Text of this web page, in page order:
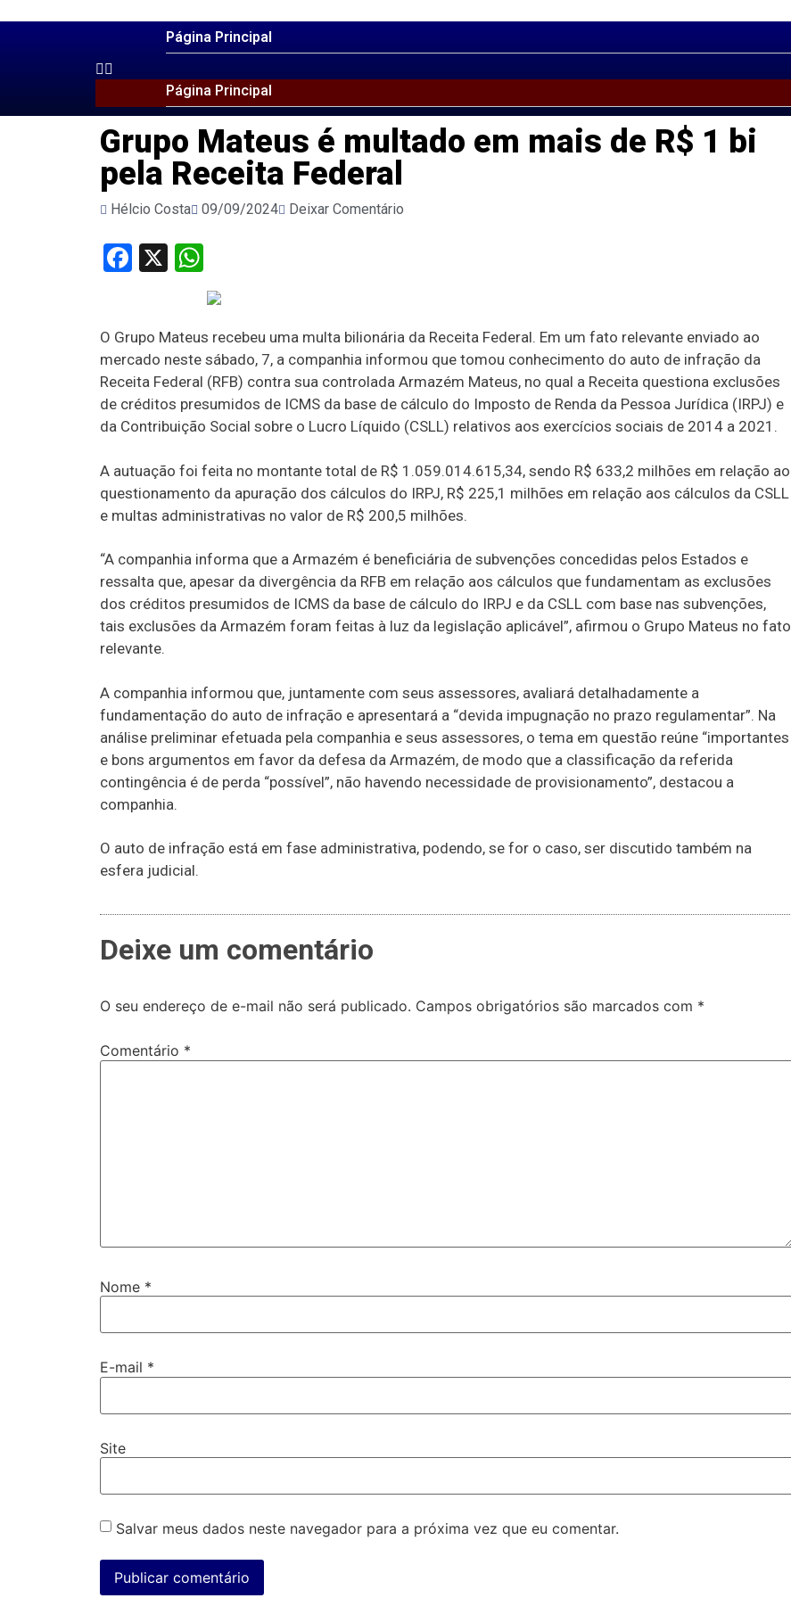
Página Principal
Página Principal
Grupo Mateus é multado em mais de R$ 1 bi
pela Receita Federal
Hélcio Costa 09/09/2024 Deixar Comentário
Facebook
X
O Grupo Mateus recebeu uma multa bilionária da Receita Federal. Em um fato relevante enviado ao
mercado neste sábado, 7, a companhia informou que tomou conhecimento do auto de infração da
Receita Federal (RFB) contra sua controlada Armazém Mateus, no qual a Receita questiona exclusões
de créditos presumidos de ICMS da base de cálculo do Imposto de Renda da Pessoa Jurídica (IRPJ) e
da Contribuição Social sobre o Lucro Líquido (CSLL) relativos aos exercícios sociais de 2014 a 2021.
A autuação foi feita no montante total de R$ 1.059.014.615,34, sendo R$ 633,2 milhões em relação ao
questionamento da apuração dos cálculos do IRPJ, R$ 225,1 milhões em relação aos cálculos da CSLL
e multas administrativas no valor de R$ 200,5 milhões.
“A companhia informa que a Armazém é beneficiária de subvenções concedidas pelos Estados e
ressalta que, apesar da divergência da RFB em relação aos cálculos que fundamentam as exclusões
dos créditos presumidos de ICMS da base de cálculo do IRPJ e da CSLL com base nas subvenções,
tais exclusões da Armazém foram feitas à luz da legislação aplicável”, afirmou o Grupo Mateus no fato
relevante.
A companhia informou que, juntamente com seus assessores, avaliará detalhadamente a
fundamentação do auto de infração e apresentará a “devida impugnação no prazo regulamentar”. Na
análise preliminar efetuada pela companhia e seus assessores, o tema em questão reúne “importantes
e bons argumentos em favor da defesa da Armazém, de modo que a classificação da referida
contingência é de perda “possível”, não havendo necessidade de provisionamento”, destacou a
companhia.
O auto de infração está em fase administrativa, podendo, se for o caso, ser discutido também na
esfera judicial.
Deixe um comentário
O seu endereço de e-mail não será publicado. Campos obrigatórios são marcados com *
Comentário *
Nome *
E-mail *
Site
Salvar meus dados neste navegador para a próxima vez que eu comentar.